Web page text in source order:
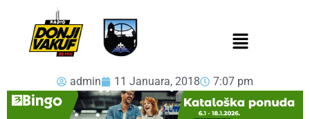
admin 11 Januara, 2018 7:07 pm